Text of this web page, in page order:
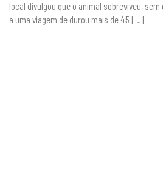
local divulgou que o animal sobreviveu,
a uma viagem de durou mais de 45 […]